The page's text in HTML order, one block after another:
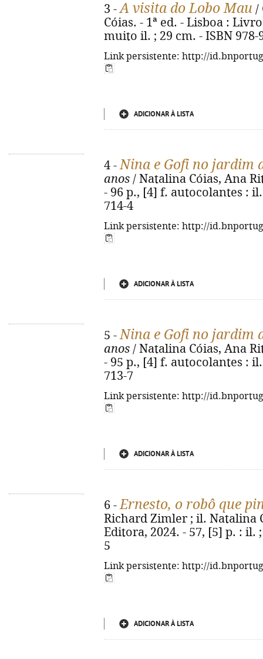
3 -A visita do Lobo Mau /
Cóias. - 1ª ed. - Lisboa :
muito il. ; 29 cm. - ISBN 978-
Link persistente: http://
ADICIONAR À LISTA
4 -Nina e Gofi no jardim
anos / Natalina Cóias, Ana
- 96 p., [4] f. autocolantes : il.
714-4
Link persistente: http://
ADICIONAR À LISTA
5 -Nina e Gofi no jardim
anos / Natalina Cóias, Ana
- 95 p., [4] f. autocolantes : il.
713-7
Link persistente: http://
ADICIONAR À LISTA
6 -Ernesto, o robô que
Richard Zimler ; il. Natalina
Editora, 2024. - 57, [5] p. : il.
5
Link persistente: http://
ADICIONAR À LISTA